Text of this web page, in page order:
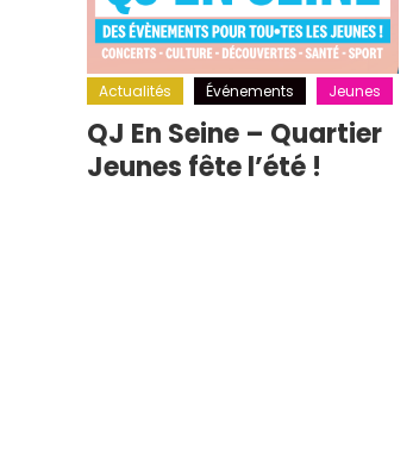
Actualités Événements Jeunes
QJ En Seine – Quartier
Jeunes fête l’été !